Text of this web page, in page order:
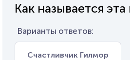
Как называется
Варианты ответов:
Счастливчик Гилмор